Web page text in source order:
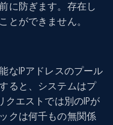
に防ぎます。存在し
とができません。
なIPアドレスのプール
ると、システムはプ
クエストでは別のIPが
クは何千もの無関係